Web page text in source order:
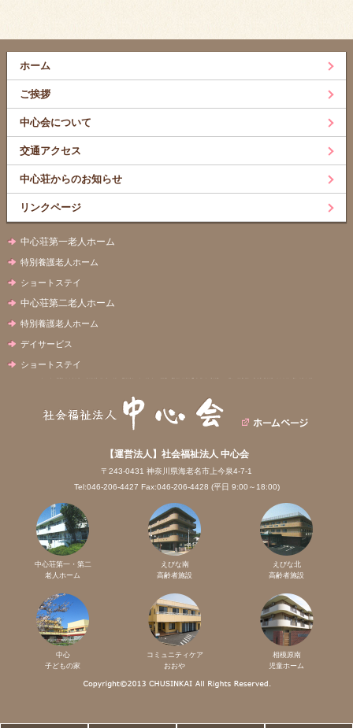
ホーム
ご挨拶
中心会について
交通アクセス
中心荘からのお知らせ
リンクページ
中心荘第一老人ホーム
特別養護老人ホーム
ショートステイ
中心荘第二老人ホーム
特別養護老人ホーム
デイサービス
ショートステイ
【運営法人】社会福祉法人 中心会
〒243-0431 神奈川県海老名市上今泉4-7-1
Tel:046-206-4427 Fax:046-206-4428 (平日 9:00～18:00)
中心荘第一・第二
老人ホーム
えびな南
高齢者施設
えびな北
高齢者施設
中心
子どもの家
コミュニティケア
おおや
相模原南
児童ホーム